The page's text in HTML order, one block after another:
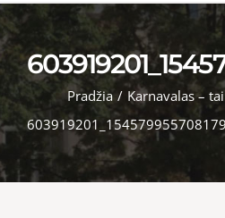
Pradžia / Karnavalas –